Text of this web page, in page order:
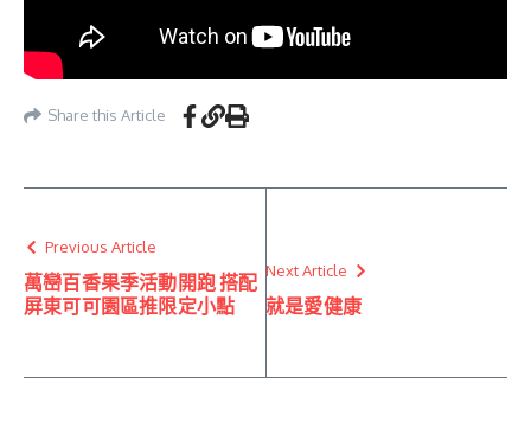
Share this Article
Previous Article
萬巒百香果季活動開跑 搭配
屏東可可園區推限定小點
Next Article
就是愛健康